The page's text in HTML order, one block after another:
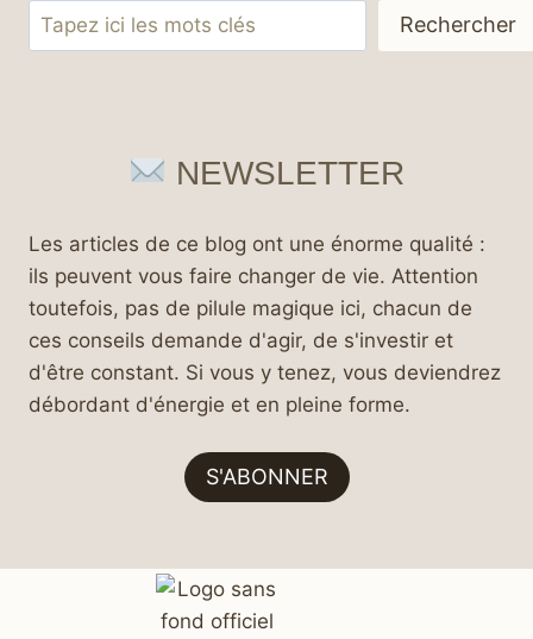
Rechercher Rechercher
NEWSLETTER
Les articles de ce blog ont une énorme qualité :
ils peuvent vous faire changer de vie. Attention
toutefois, pas de pilule magique ici, chacun de
ces conseils demande d'agir, de s'investir et
d'être constant. Si vous y tenez, vous deviendrez
débordant d'énergie et en pleine forme.
S'ABONNER